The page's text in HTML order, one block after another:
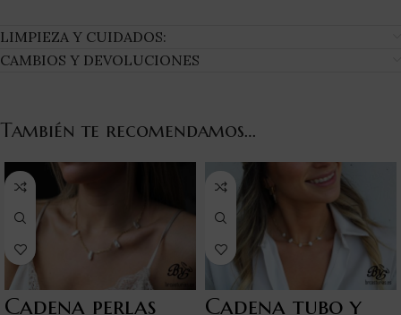
LIMPIEZA Y CUIDADOS:
CAMBIOS Y DEVOLUCIONES
También te recomendamos…
Cadena perlas Cadena tubo y